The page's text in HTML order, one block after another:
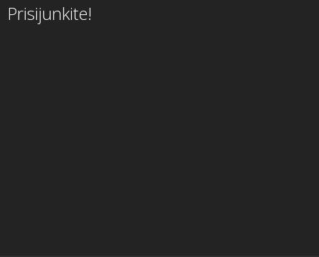
Prisijunkite!